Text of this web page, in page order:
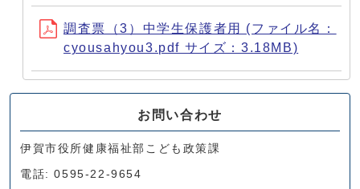
調査票（3）中学生保護者用 (ファイル名：
cyousahyou3.pdf サイズ：3.18MB)
お問い合わせ
伊賀市役所健康福祉部こども政策課
電話: 0595-22-9654